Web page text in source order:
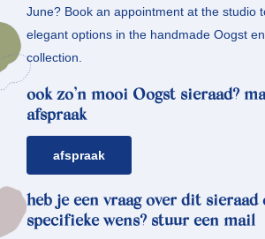
June? Book an appointment at the studio
elegant options in the handmade Oogst
collection.
ook zo’n mooi Oogst sieraad?
afspraak
afspraak
heb je een vraag over dit sieraad
specifieke wens? stuur een mail